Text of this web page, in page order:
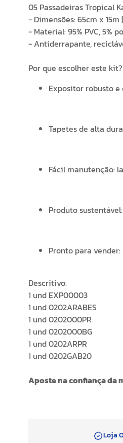
05 Passadeiras Tropical
- Dimensões: 65cm x 15m
- Material: 95% PVC, 5%
- Antiderrapante,
Por que escolher este kit?
Expositor robusto
Tapetes de alta
Fácil manutenção:
Produto
Pronto para
Descritivo:
1 und EXP00003
1 und 0202ARABES
1 und 0202000PR
1 und 0202000BG
1 und 0202ARPR
1 und 0202GAB20
Aposte na confiança da
Loja